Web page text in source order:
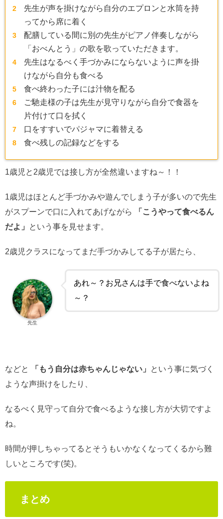
先生が声を掛けながら自分のエプロンと水筒を持
ってから席に着く
配膳している間に別の先生がピアノ伴奏しながら
「おべんとう」の歌を歌っていただきます。
先生はなるべく手づかみにならないように声を掛
けながら自分も食べる
食べ終わった子には汁物を配る
ご馳走様の子は先生が見守りながら自分で食器を
片付けて口を拭く
口をすすいでパジャマに着替える
食べ残しの記録などをする
1歳児と2歳児では接し方が全然違いますね～！！
1歳児はほとんど手づかみや遊んでしまう子が多いので先生
がスプーンで口に入れてあげながら
「こうやって食べるん
だよ」
という事を見せます。
2歳児クラスになってまだ手づかみしてる子が居たら、
あれ～？お兄さんは手で食べないよね
～？
先生
などと 「もう自分は赤ちゃんじゃない」
という事に気づく
ような声掛けをしたり、
なるべく見守って自分で食べるような接し方が大切ですよ
ね。
時間が押しちゃってるとそうもいかなくなってくるから難
しいところです(笑)。
まとめ